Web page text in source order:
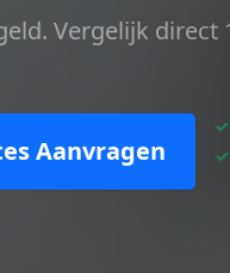
Vergelijk
Aanvragen
✓
✓